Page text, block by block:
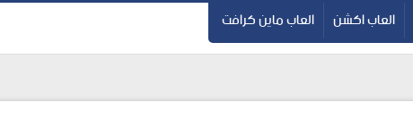
العاب اكشن العاب ماين كرافت